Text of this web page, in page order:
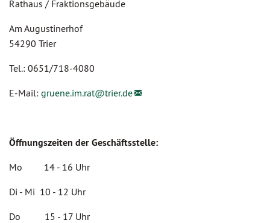
Rathaus / Fraktionsgebäude
Am Augustinerhof
54290 Trier
Tel.: 0651/718-4080
E-Mail: gruene.im.rat@trier.de
Öffnungszeiten der Geschäftsstelle:
Mo 14 - 16 Uhr
Di - Mi 10 - 12 Uhr
Do 15 - 17 Uhr